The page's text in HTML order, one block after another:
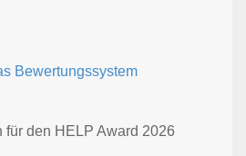
Bewertungssystem
für den HELP Award 2026